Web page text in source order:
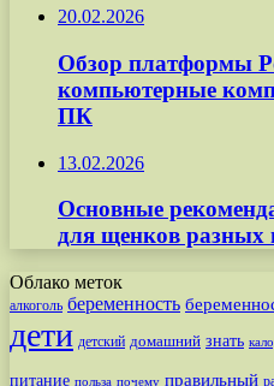
20.02.2026
Обзор платформы
компьютерные
ПК
13.02.2026
Основные
для щенков разных
Облако меток
алкоголь беременность
дети детский домашний знать
питание польза почему правильный